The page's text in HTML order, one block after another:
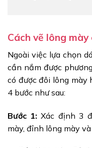
Cách vẽ lông
Ngoài việc lựa chọn
cần nắm được
có được đôi lông mày
4 bước như sau:
Bước 1: Xác định 3
mày, đỉnh lông mày